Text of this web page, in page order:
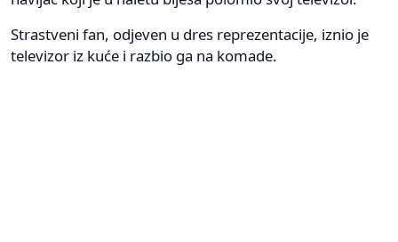
Strastveni fan, odjeven u dres reprezentacije, iznio je
televizor iz kuće i razbio ga na komade.